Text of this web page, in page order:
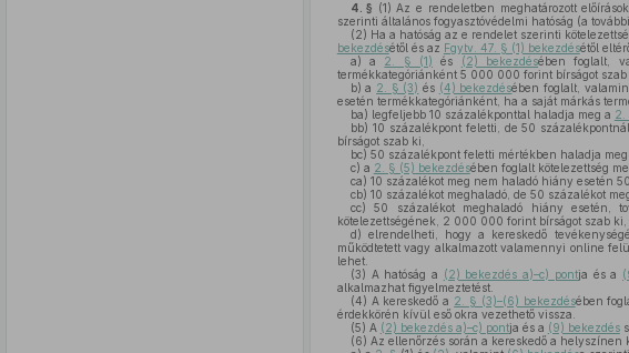
4. § (1) Az e rendeletben meghatározott
szerinti általános fogyasztóvédelmi hatóság (a
(2) Ha a hatóság az e rendelet szerinti
bekezdésétől és az Fgytv. 47. § (1) bekezdésétől
a) a 2. § (1) és (2) bekezdésében foglalt,
termékkategóriánként 5 000 000 forint bírságot szab
b) a 2. § (3) és (4) bekezdésében foglalt,
esetén termékkategóriánként, ha a saját márkás
ba) legfeljebb 10 százalékponttal haladja meg a 2.
bb) 10 százalékpont feletti, de 50
bírságot szab ki,
bc) 50 százalékpont feletti mértékben haladja meg
c) a 2. § (5) bekezdésében foglalt kötelezettség
ca) 10 százalékot meg nem haladó hiány esetén
cb) 10 százalékot meghaladó, de 50 százalékot
cc) 50 százalékot meghaladó hiány esetén,
kötelezettségének, 2 000 000 forint bírságot szab ki,
d) elrendelheti, hogy a kereskedő
működtetett vagy alkalmazott valamennyi online
lehet.
(3) A hatóság a (2) bekezdés a)–c) pontja és a
alkalmazhat figyelmeztetést.
(4) A kereskedő a 2. § (3)–(6) bekezdésében
érdekkörén kívül eső okra vezethető vissza.
(5) A (2) bekezdés a)–c) pontja és a (9) bekezdés
(6) Az ellenőrzés során a kereskedő a helyszínen